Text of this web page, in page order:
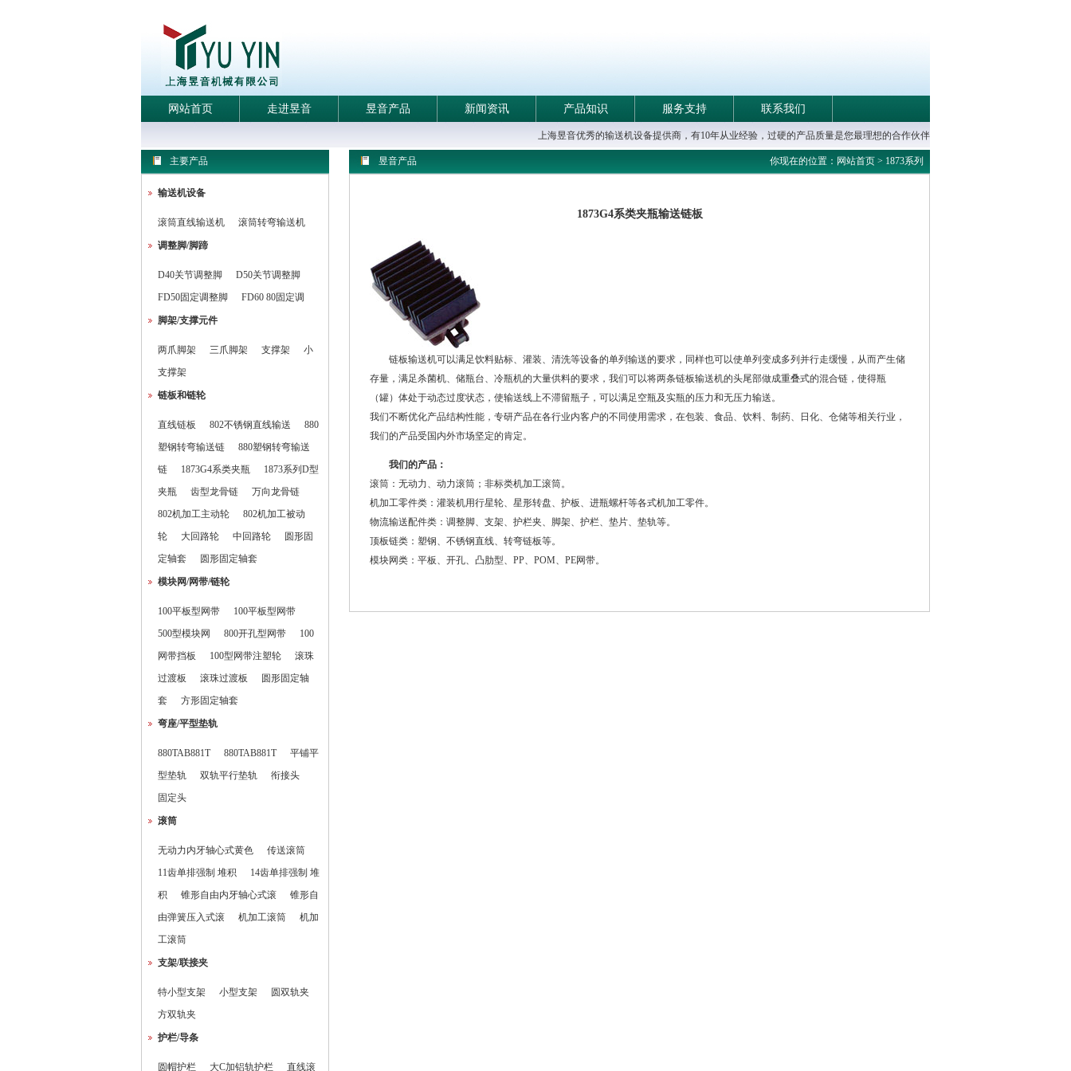
网站首页 走进昱音 昱音产品 新闻资讯 产品知识 服务支持 联系我们
上海昱音优秀的输送机设备提供商，有10年从业经验，过硬的产品质量是您最理想的合作伙伴
主要产品
输送机设备
滚筒直线输送机 滚筒转弯输送机
调整脚/脚蹄
D40关节调整脚
D50关节调整脚
FD50固定调整脚
FD60 80固定调
脚架/支撑元件
两爪脚架 三爪脚架 支撑架
小
支撑架
链板和链轮
直线链板 802不锈钢直线输送
880
塑钢转弯输送链
880塑钢转弯输送
链
1873G4系类夹瓶
1873系列D型
夹瓶
齿型龙骨链
万向龙骨链
802机加工主动轮
802机加工被动
轮
大回路轮 中回路轮
圆形固
定轴套
圆形固定轴套
模块网/网带/链轮
100平板型网带
100平板型网带
500型模块网
800开孔型网带
100
网带挡板
100型网带注塑轮
滚珠
过渡板
滚珠过渡板
圆形固定轴
套
方形固定轴套
弯座/平型垫轨
880TAB881T 880TAB881T
平铺平
型垫轨
双轨平行垫轨
衔接头
固定头
滚筒
无动力内牙轴心式黄色
传送滚筒
11齿单排强制 堆积
14齿单排强制 堆
积
锥形自由内牙轴心式滚
锥形自
由弹簧压入式滚
机加工滚筒
机加
工滚筒
支架/联接夹
特小型支架 小型支架
圆双轨夹
方双轨夹
护栏/导条
圆帽护栏 大C加铝轨护栏 直线滚
昱音产品 你现在的位置：网站首页 > 1873系列
1873G4系类夹瓶输送链板
链板输送机可以满足饮料贴标、灌装、清洗等设备的单列输送的要求，同样也可以使单列变成多列并行走缓慢，从而产生储
存量，满足杀菌机、储瓶台、冷瓶机的大量供料的要求，我们可以将两条链板输送机的头尾部做成重叠式的混合链，使得瓶
（罐）体处于动态过度状态，使输送线上不滞留瓶子，可以满足空瓶及实瓶的压力和无压力输送。
我们不断优化产品结构性能，专研产品在各行业内客户的不同使用需求，在包装、食品、饮料、制药、日化、仓储等相关行业，
我们的产品受国内外市场坚定的肯定。
我们的产品：
滚筒：无动力、动力滚筒；非标类机加工滚筒。
机加工零件类：灌装机用行星轮、星形转盘、护板、进瓶螺杆等各式机加工零件。
物流输送配件类：调整脚、支架、护栏夹、脚架、护栏、垫片、垫轨等。
顶板链类：塑钢、不锈钢直线、转弯链板等。
模块网类：平板、开孔、凸肋型、PP、POM、PE网带。